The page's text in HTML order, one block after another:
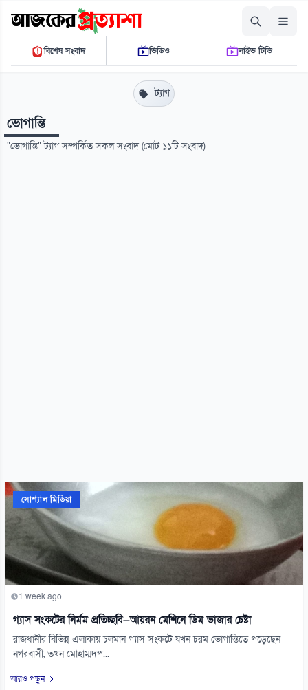
শুক্রবার, ০৭ আগস্ট ২০২৬
০৭:০৮:২৬ এ.এম.THE DAILY AJKER PROTTASHA
বিশেষ সংবাদ ভিডিও লাইভ টিভি
ট্যাগ
ভোগান্তি
"ভোগান্তি" ট্যাগ সম্পর্কিত সকল সংবাদ (মোট ১১টি সংবাদ)
সোশ্যাল মিডিয়া
1 week ago
গ্যাস সংকটের নির্মম প্রতিচ্ছবি—আয়রন মেশিনে ডিম ভাজার চেষ্টা
রাজধানীর বিভিন্ন এলাকায় চলমান গ্যাস সংকটে যখন চরম ভোগান্তিতে পড়েছেন
নগরবাসী, তখন মোহাম্মদপ...
আরও পড়ুন